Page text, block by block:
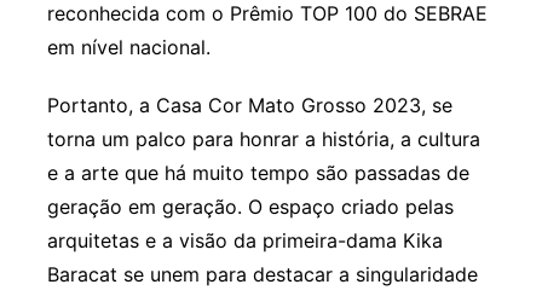
reconhecida com o Prêmio TOP 100 do SEBRAE
em nível nacional.
Portanto, a Casa Cor Mato Grosso 2023, se
torna um palco para honrar a história, a cultura
e a arte que há muito tempo são passadas de
geração em geração. O espaço criado pelas
arquitetas e a visão da primeira-dama Kika
Baracat se unem para destacar a singularidade